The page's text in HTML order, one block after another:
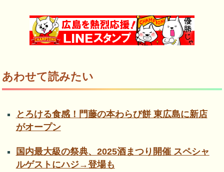
あわせて読みたい
とろける食感！門藤の本わらび餅 東広島に新店
がオープン
国内最大級の祭典、2025酒まつり開催 スペシャ
ルゲストにハジ→登場も